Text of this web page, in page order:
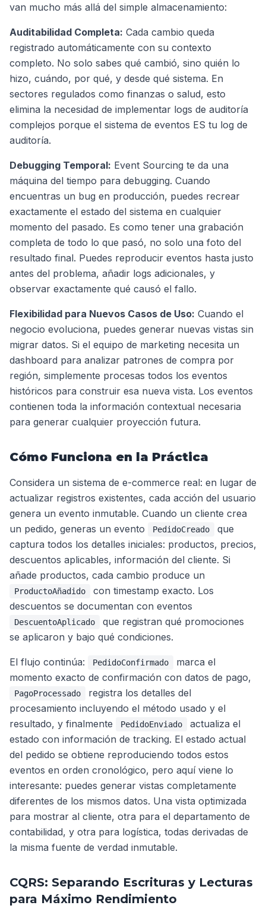
van mucho más allá del simple almacenamiento:
Auditabilidad Completa: Cada cambio queda
registrado automáticamente con su contexto
completo. No solo sabes qué cambió, sino quién lo
hizo, cuándo, por qué, y desde qué sistema. En
sectores regulados como finanzas o salud, esto
elimina la necesidad de implementar logs de auditoría
complejos porque el sistema de eventos ES tu log de
auditoría.
Debugging Temporal: Event Sourcing te da una
máquina del tiempo para debugging. Cuando
encuentras un bug en producción, puedes recrear
exactamente el estado del sistema en cualquier
momento del pasado. Es como tener una grabación
completa de todo lo que pasó, no solo una foto del
resultado final. Puedes reproducir eventos hasta justo
antes del problema, añadir logs adicionales, y
observar exactamente qué causó el fallo.
Flexibilidad para Nuevos Casos de Uso: Cuando el
negocio evoluciona, puedes generar nuevas vistas sin
migrar datos. Si el equipo de marketing necesita un
dashboard para analizar patrones de compra por
región, simplemente procesas todos los eventos
históricos para construir esa nueva vista. Los eventos
contienen toda la información contextual necesaria
para generar cualquier proyección futura.
Cómo Funciona en la Práctica
Considera un sistema de e-commerce real: en lugar de
actualizar registros existentes, cada acción del usuario
genera un evento inmutable. Cuando un cliente crea
un pedido, generas un evento
PedidoCreado
que
captura todos los detalles iniciales: productos, precios,
descuentos aplicables, información del cliente. Si
añade productos, cada cambio produce un
ProductoAñadido
con timestamp exacto. Los
descuentos se documentan con eventos
DescuentoAplicado
que registran qué promociones
se aplicaron y bajo qué condiciones.
El flujo continúa: PedidoConfirmado
marca el
momento exacto de confirmación con datos de pago,
PagoProcessado
registra los detalles del
procesamiento incluyendo el método usado y el
resultado, y finalmente
PedidoEnviado
actualiza el
estado con información de tracking. El estado actual
del pedido se obtiene reproduciendo todos estos
eventos en orden cronológico, pero aquí viene lo
interesante: puedes generar vistas completamente
diferentes de los mismos datos. Una vista optimizada
para mostrar al cliente, otra para el departamento de
contabilidad, y otra para logística, todas derivadas de
la misma fuente de verdad inmutable.
CQRS: Separando Escrituras y Lecturas
para Máximo Rendimiento